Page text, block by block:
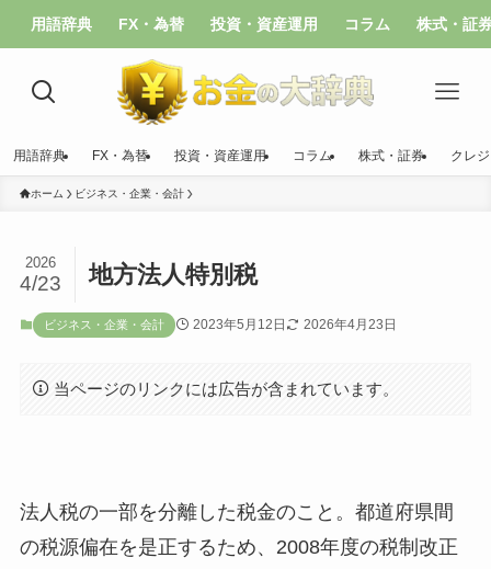
用語辞典 FX・為替 投資・資産運用 コラム 株式・証
用語辞典 FX・為替 投資・資産運用 コラム 株式・証券 クレ
ホーム ビジネス・企業・会計
地方法人特別税
2026
4/23
ビジネス・企業・会計 2023年5月12日 2026年4月23日
当ページのリンクには広告が含まれています。
法人税の一部を分離した税金のこと。都道府県間
の税源偏在を是正するため、2008年度の税制改正